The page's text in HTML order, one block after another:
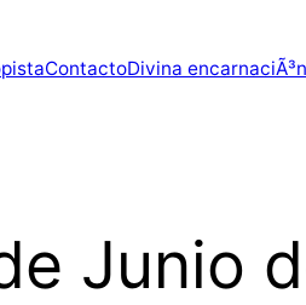
ContactoDivina encarnaciÃ³n
Junio